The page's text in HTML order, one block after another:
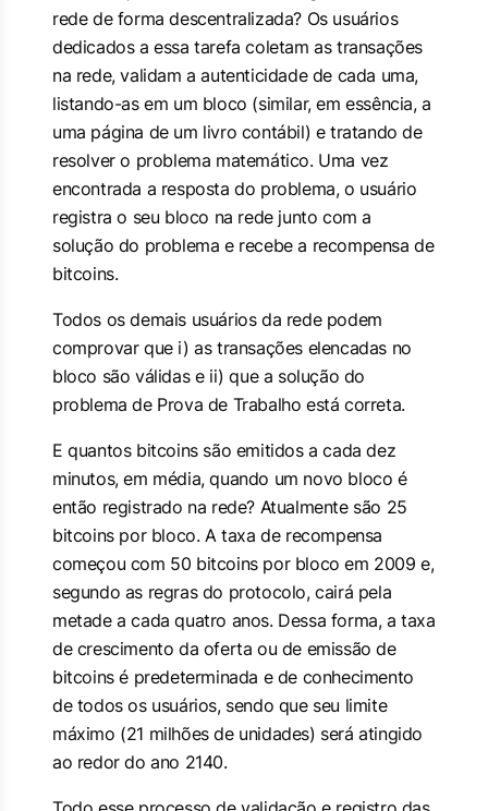
rede de forma descentralizada? Os usuários
dedicados a essa tarefa coletam as transações
na rede, validam a autenticidade de cada uma,
listando-as em um bloco (similar, em essência, a
uma página de um livro contábil) e tratando de
resolver o problema matemático. Uma vez
encontrada a resposta do problema, o usuário
registra o seu bloco na rede junto com a
solução do problema e recebe a recompensa de
bitcoins.
Todos os demais usuários da rede podem
comprovar que i) as transações elencadas no
bloco são válidas e ii) que a solução do
problema de Prova de Trabalho está correta.
E quantos bitcoins são emitidos a cada dez
minutos, em média, quando um novo bloco é
então registrado na rede? Atualmente são 25
bitcoins por bloco. A taxa de recompensa
começou com 50 bitcoins por bloco em 2009 e,
segundo as regras do protocolo, cairá pela
metade a cada quatro anos. Dessa forma, a taxa
de crescimento da oferta ou de emissão de
bitcoins é predeterminada e de conhecimento
de todos os usuários, sendo que seu limite
máximo (21 milhões de unidades) será atingido
ao redor do ano 2140.